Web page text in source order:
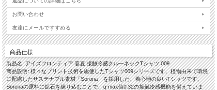
お問い合わせ
友達にメールですすめる
商品仕様
製品名: アイズフロンティア 春夏 接触冷感クルーネックTシャツ 009
商品説明: 様々なプリント技術を駆使したTシャツ009シリーズです。植物由来で環境
に配慮したサステナブル素材「Sorona」を採用した、着心地の良いTシャツです。
Soronaの原料に鉱石を練り込むことで、q-max値0.32の接触冷感機能を備えていま